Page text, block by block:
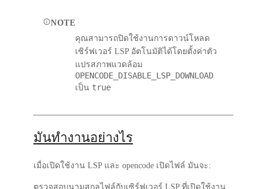
NOTE
คุณสามารถปิดใช้งานการดาวน์โหลด
เซิร์ฟเวอร์ LSP อัตโนมัติได้โดยตั้งค่าตัว
แปรสภาพแวดล้อม
OPENCODE_DISABLE_LSP_DOWNLOAD
เป็น true
มันทำงานอย่างไร
เมื่อเปิดใช้งาน LSP และ opencode เปิดไฟล์ มันจะ:
ตรวจสอบนามสกุลไฟล์กับเซิร์ฟเวอร์ LSP ที่เปิดใช้งาน